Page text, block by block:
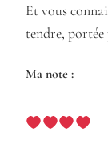
Et vous
tendre, portée
Ma note :